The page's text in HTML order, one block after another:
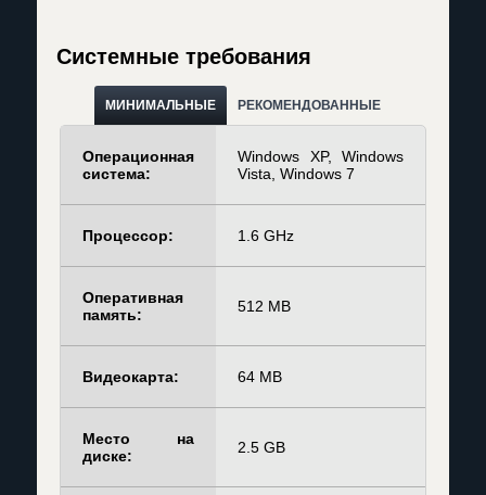
Системные требования
МИНИМАЛЬНЫЕ РЕКОМЕНДОВАННЫЕ
Операционная
система:
Windows XP, Windows
Vista, Windows 7
Процессор: 1.6 GHz
Оперативная
память:
512 MB
Видеокарта: 64 MB
Место на
диске:
2.5 GB